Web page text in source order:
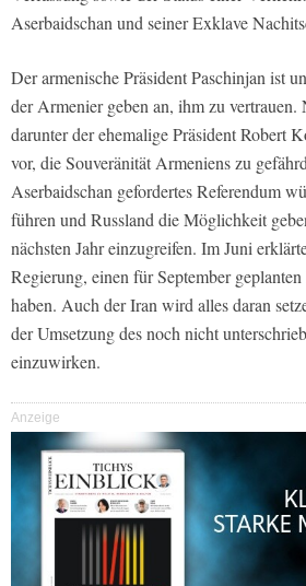
Aserbaidschan und seiner Exklave
Der armenische Präsident Paschinjan ist
der Armenier geben an, ihm zu
darunter der ehemalige Präsident Robert
vor, die Souveränität Armeniens zu
Aserbaidschan gefordertes Referendum
führen und Russland die Möglichkeit
nächsten Jahr einzugreifen. Im Juni
Regierung, einen für September
haben. Auch der Iran wird alles daran
der Umsetzung des noch nicht
einzuwirken.
Anzeige